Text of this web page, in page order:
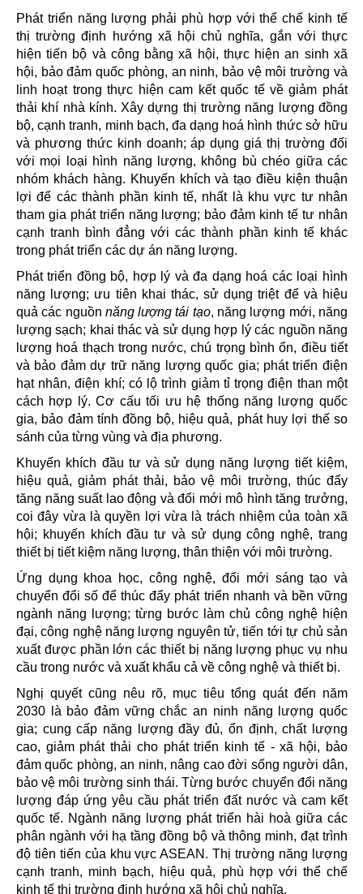
Phát triển năng lượng phải phù hợp với thể chế kinh tế
thị trường định hướng xã hội chủ nghĩa, gắn với thực
hiện tiến bộ và công bằng xã hội, thực hiện an sinh xã
hội, bảo đảm quốc phòng, an ninh, bảo vệ môi trường và
linh hoạt trong thực hiện cam kết quốc tế về giảm phát
thải khí nhà kính. Xây dựng thị trường năng lượng đồng
bộ, cạnh tranh, minh bạch, đa dạng hoá hình thức sở hữu
và phương thức kinh doanh; áp dụng giá thị trường đối
với mọi loại hình năng lượng, không bù chéo giữa các
nhóm khách hàng. Khuyến khích và tạo điều kiện thuận
lợi để các thành phần kinh tế, nhất là khu vực tư nhân
tham gia phát triển năng lượng; bảo đảm kinh tế tư nhân
cạnh tranh bình đẳng với các thành phần kinh tế khác
trong phát triển các dự án năng lượng.
Phát triển đồng bộ, hợp lý và đa dạng hoá các loại hình
năng lượng; ưu tiên khai thác, sử dụng triệt để và hiệu
quả các nguồn năng lượng tái tạo, năng lượng mới, năng
lượng sạch; khai thác và sử dụng hợp lý các nguồn năng
lượng hoá thạch trong nước, chú trọng bình ổn, điều tiết
và bảo đảm dự trữ năng lượng quốc gia; phát triển điện
hạt nhân, điện khí; có lộ trình giảm tỉ trọng điện than một
cách hợp lý. Cơ cấu tối ưu hệ thống năng lượng quốc
gia, bảo đảm tính đồng bộ, hiệu quả, phát huy lợi thế so
sánh của từng vùng và địa phương.
Khuyến khích đầu tư và sử dụng năng lượng tiết kiệm,
hiệu quả, giảm phát thải, bảo vệ môi trường, thúc đẩy
tăng năng suất lao động và đổi mới mô hình tăng trưởng,
coi đây vừa là quyền lợi vừa là trách nhiệm của toàn xã
hội; khuyến khích đầu tư và sử dụng công nghệ, trang
thiết bị tiết kiệm năng lượng, thân thiện với môi trường.
Ứng dụng khoa học, công nghệ, đổi mới sáng tạo và
chuyển đổi số để thúc đẩy phát triển nhanh và bền vững
ngành năng lượng; từng bước làm chủ công nghệ hiện
đại, công nghệ năng lượng nguyên tử, tiến tới tự chủ sản
xuất được phần lớn các thiết bị năng lượng phục vụ nhu
cầu trong nước và xuất khẩu cả về công nghệ và thiết bị.
Nghị quyết cũng nêu rõ, mục tiêu tổng quát đến năm
2030 là bảo đảm vững chắc an ninh năng lượng quốc
gia; cung cấp năng lượng đầy đủ, ổn định, chất lượng
cao, giảm phát thải cho phát triển kinh tế - xã hội, bảo
đảm quốc phòng, an ninh, nâng cao đời sống người dân,
bảo vệ môi trường sinh thái. Từng bước chuyển đổi năng
lượng đáp ứng yêu cầu phát triển đất nước và cam kết
quốc tế. Ngành năng lượng phát triển hài hoà giữa các
phân ngành với hạ tầng đồng bộ và thông minh, đạt trình
độ tiên tiến của khu vực ASEAN. Thị trường năng lượng
cạnh tranh, minh bạch, hiệu quả, phù hợp với thể chế
kinh tế thị trường định hướng xã hội chủ nghĩa.